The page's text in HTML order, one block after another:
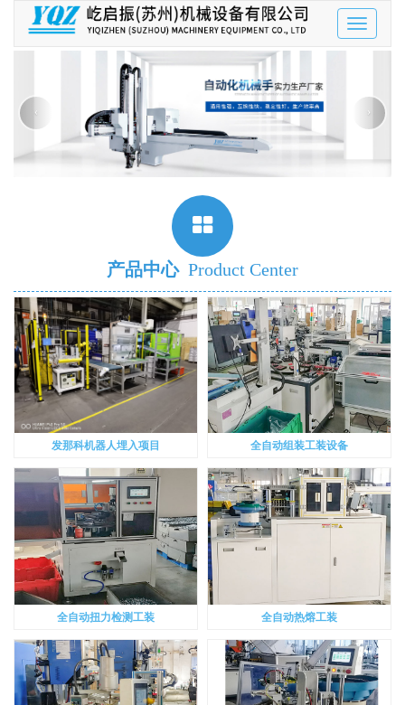
Toggle
‹ ›
产品中心 Product Center
发那科机器人埋入项目 全自动组装工装设备
全自动扭力检测工装 全自动热熔工装